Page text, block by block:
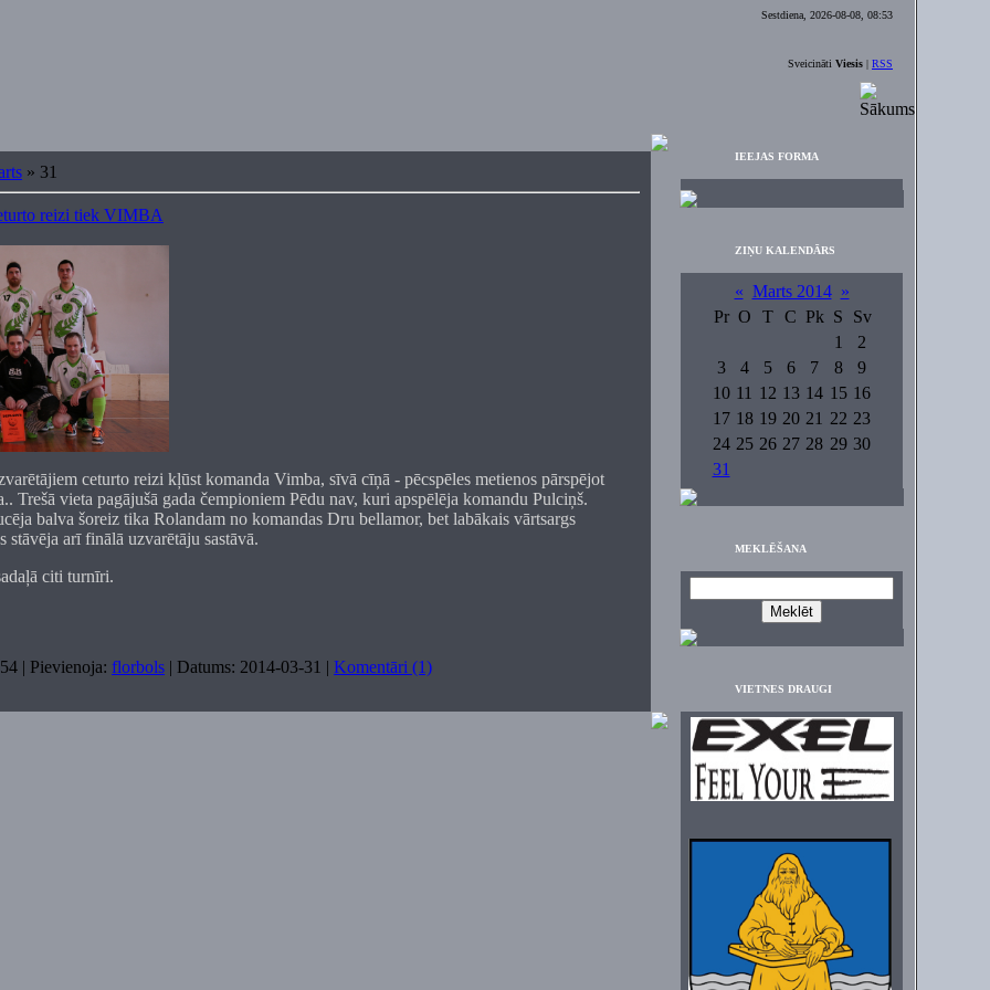
Sestdiena, 2026-08-08, 08:53
Sveicināti Viesis | RSS
» 31
reizi tiek VIMBA
ceturto reizi kļūst komanda Vimba, sīvā cīņā - pēcspēles metienos pārspējot
Trešā vieta pagājušā gada čempioniem Pēdu nav, kuri apspēlēja komandu Pulciņš.
balva šoreiz tika Rolandam no komandas Dru bellamor, bet labākais vārtsargs
stāvēja arī finālā uzvarētāju sastāvā.
citi turnīri.
| Pievienoja: florbols | Datums: 2014-03-31 | Komentāri (1)
IEEJAS FORMA
ZIŅU KALENDĀRS
« Marts 2014 »
Pr O T C Pk S
Sv
1
2
3
4 5 6 7 8
9
10 11 12 13 14 15 16
17 18 19 20 21 22 23
24 25 26 27 28 29 30
31
MEKLĒŠANA
VIETNES DRAUGI